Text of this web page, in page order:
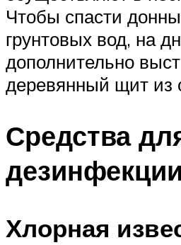
Чтобы спасти
грунтовых вод, на
дополнительно
деревянный щит из
Средства
дезинфекции
Хлорная